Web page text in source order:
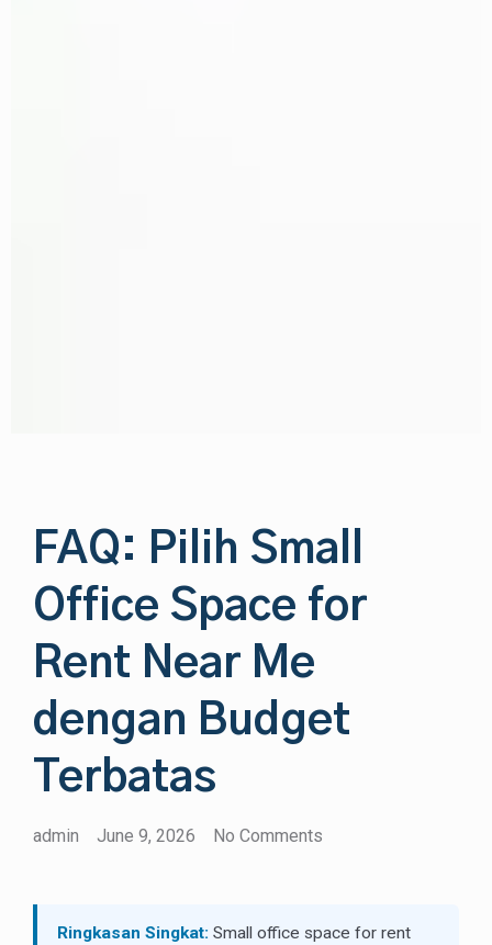
FAQ: Pilih Small
Office Space for
Rent Near Me
dengan Budget
Terbatas
admin June 9, 2026 No Comments
Ringkasan Singkat: Small office space for rent